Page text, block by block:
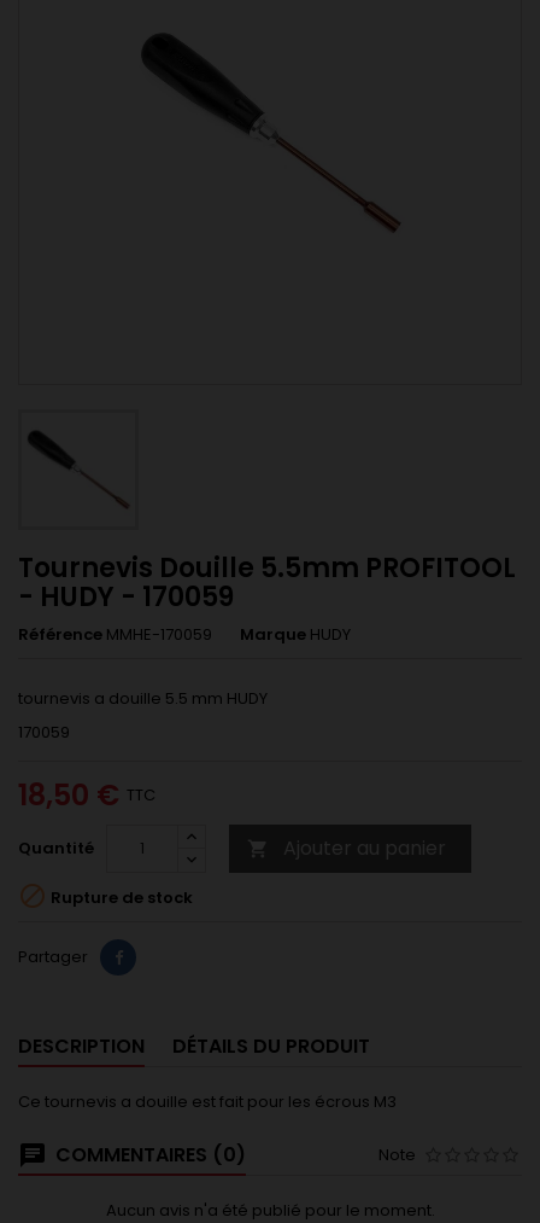
Tournevis Douille 5.5mm PROFITOOL
- HUDY - 170059
Référence MMHE-170059 Marque HUDY
tournevis a douille 5.5 mm HUDY
170059
18,50 € TTC
Quantité  Ajouter au panier
 Rupture de stock
Partager
DESCRIPTION DÉTAILS DU PRODUIT
Ce tournevis a douille est fait pour les écrous M3
COMMENTAIRES (0) Note
Aucun avis n'a été publié pour le moment.